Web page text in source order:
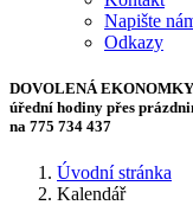
Napište
Odkazy
DOVOLENÁ
úřední hodiny přes
na 775 734 437
Úvodní stránka
Kalendář